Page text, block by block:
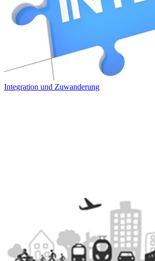
Integration und Zuwanderung